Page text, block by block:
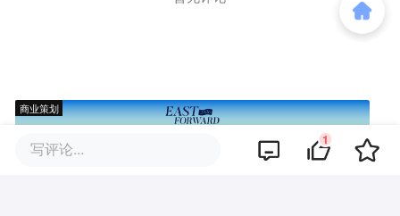
商业策划
写评论... 1